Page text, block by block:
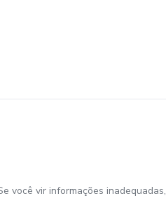
você vir informações inadequadas,